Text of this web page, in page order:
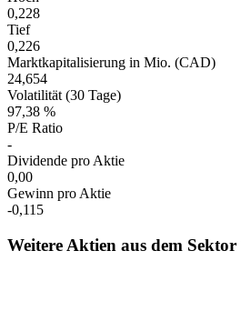
0,228
Tief
0,226
Marktkapitalisierung in Mio. (CAD)
24,654
Volatilität (30 Tage)
97,38 %
P/E Ratio
-
Dividende pro Aktie
0,00
Gewinn pro Aktie
-0,115
Weitere Aktien aus dem